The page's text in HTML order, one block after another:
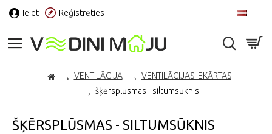
Ieiet Reģistrēties
VENTILĀCIJA
VENTILĀCIJAS IEKĀRTAS
šķērsplūsmas - siltumsūknis
ŠĶĒRSPLŪSMAS - SILTUMSŪKNIS